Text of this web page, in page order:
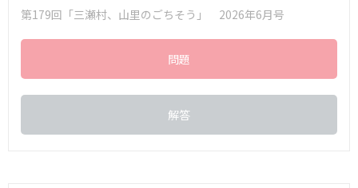
第179回「三瀬村、山里のごちそう」 2026年6月号
問題
解答